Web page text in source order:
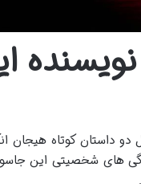
دو داستان کوتاه هیجان
های شخصیتی این